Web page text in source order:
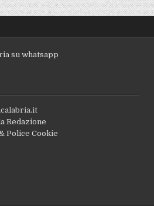
su whatsapp
Redazione
Police Cookie